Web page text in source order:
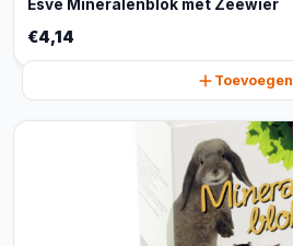
Esve Mineralenblok met Zeewier
€4,14
Toevoegen